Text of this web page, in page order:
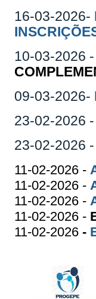
16-03-2026-
10-03-2026 -
09-03-2026-
23-02-2026 -
23-02-2026 -
11-02-2026 -
11-02-2026 -
11-02-2026 -
11-02-2026 -
11-02-2026 -